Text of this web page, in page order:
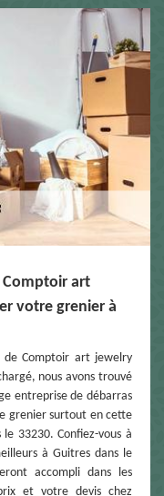
Comptoir art
votre grenier à
de Comptoir art jewelry
nous avons trouvé
entreprise de débarras
grenier surtout en cette
33230. Confiez-vous à
à Guitres dans le
accompli dans les
et votre devis chez